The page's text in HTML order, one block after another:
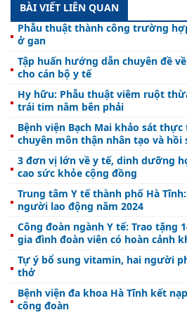
BÀI VIẾT LIÊN QUAN
Phẫu thuật thành công trường
ở gan
Tập huấn hướng dẫn chuyên đề
cho cán bộ y tế
Hy hữu: Phẫu thuật viêm ruột
trái tim nằm bên phải
Bệnh viện Bạch Mai khảo sát
chuyên môn thận nhân tạo và
Trung tâm y tế Nghi Xuân
3 đơn vị lớn về y tế, dinh dưỡng
cao sức khỏe cộng đồng
Trung tâm Y tế thành phố Hà
người lao động năm 2024
Công đoàn ngành Y tế: Trao tặng
gia đình đoàn viên có hoàn cảnh
hiểm nghèo
Tự ý bổ sung vitamin, hai người
thở
Bệnh viện đa khoa Hà Tĩnh kết
công đoàn